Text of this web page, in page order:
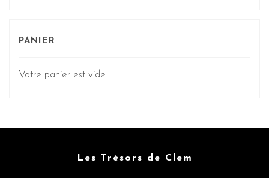
PANIER
Votre panier est vide.
Les Trésors de Clem